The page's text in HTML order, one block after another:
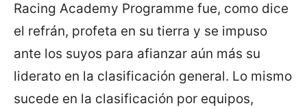
Racing Academy Programme fue, como dice
el refrán, profeta en su tierra y se impuso
ante los suyos para afianzar aún más su
liderato en la clasificación general. Lo mismo
sucede en la clasificación por equipos,